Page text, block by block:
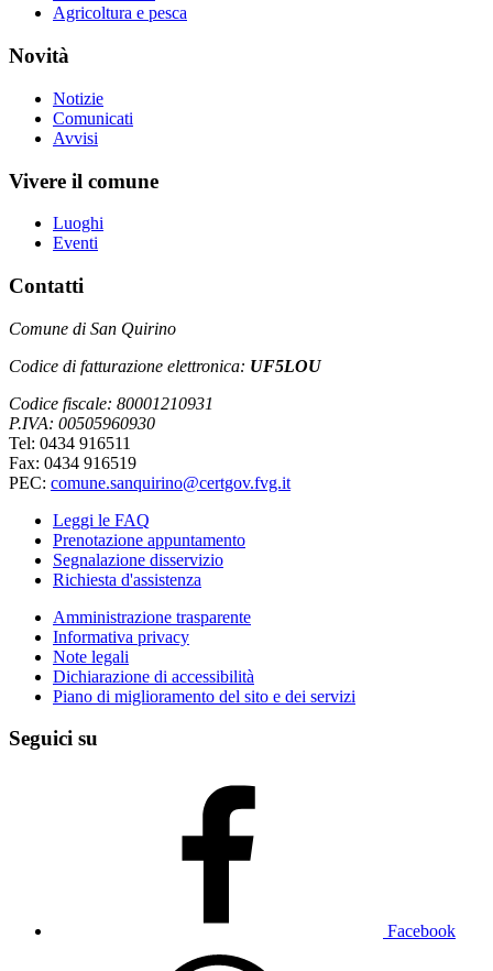
Agricoltura e pesca
Novità
Notizie
Comunicati
Avvisi
Vivere il comune
Luoghi
Eventi
Contatti
Comune di San Quirino
Codice di fatturazione elettronica: UF5LOU
Codice fiscale: 80001210931
P.IVA: 00505960930
Tel: 0434 916511
Fax: 0434 916519
PEC: comune.sanquirino@certgov.fvg.it
Leggi le FAQ
Prenotazione appuntamento
Segnalazione disservizio
Richiesta d'assistenza
Amministrazione trasparente
Informativa privacy
Note legali
Dichiarazione di accessibilità
Piano di miglioramento del sito e dei servizi
Seguici su
Facebook